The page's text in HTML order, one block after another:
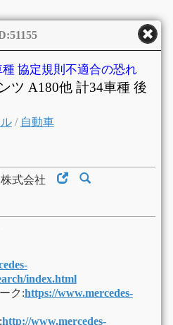
協定規則不適合の恐れ
ツ A180他 計34車種 後
/ 自動車
株式会社
index.html
ク:https://www.mercedes-
http://www.mercedes-